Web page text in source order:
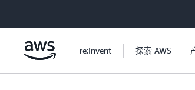
re:Invent 探索 AWS